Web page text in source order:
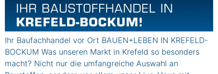
Ihr Baufachhandel vor Ort BAUEN+LEBEN IN KREFELD-
BOCKUM Was unseren Markt in Krefeld so besonders
macht? Nicht nur die umfangreiche Auswahl an